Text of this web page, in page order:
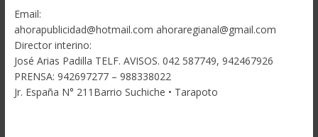
Email:
ahorapublicidad@hotmail.com ahoraregianal@gmail.com
Director interino:
José Arias Padilla TELF. AVISOS. 042 587749, 942467926
PRENSA: 942697277 – 988338022
Jr. España N° 211Barrio Suchiche • Tarapoto